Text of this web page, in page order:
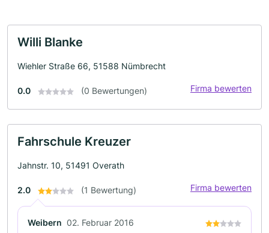
Willi Blanke
Wiehler Straße 66, 51588 Nümbrecht
0.0 (0 Bewertungen) Firma bewerten
Fahrschule Kreuzer
Jahnstr. 10, 51491 Overath
2.0 (1 Bewertung) Firma bewerten
Weibern 02. Februar 2016